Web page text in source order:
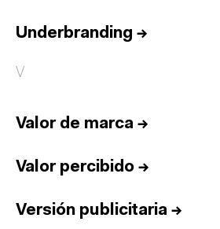
Underbranding →
V
Valor de marca →
Valor percibido →
Versión publicitaria →